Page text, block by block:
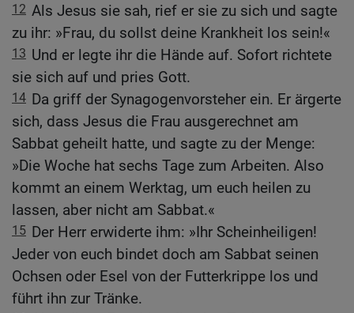
12 Als Jesus sie sah, rief er sie zu sich und sagte
zu ihr: »Frau, du sollst deine Krankheit los sein!«
13 Und er legte ihr die Hände auf. Sofort richtete
sie sich auf und pries Gott.
14 Da griff der Synagogenvorsteher ein. Er ärgerte
sich, dass Jesus die Frau ausgerechnet am
Sabbat geheilt hatte, und sagte zu der Menge:
»Die Woche hat sechs Tage zum Arbeiten. Also
kommt an einem Werktag, um euch heilen zu
lassen, aber nicht am Sabbat.«
15 Der Herr erwiderte ihm: »Ihr Scheinheiligen!
Jeder von euch bindet doch am Sabbat seinen
Ochsen oder Esel von der Futterkrippe los und
führt ihn zur Tränke.